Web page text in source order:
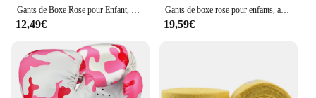
Gants de Boxe Rose pour Enfant, 6-12oz, Accessoire pour Entraînement Professionnel, Ring de Rotterdam, Muay Thai, MMA, RapBag, pour Femme et Fille
12,49€
Gants de boxe rose pour enfants, anneau de Rotterdam pour l'entraînement, portable, sac de sable, sanda
19,59€